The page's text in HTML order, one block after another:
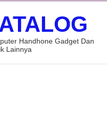
Handhone Gadget Dan
Lainnya